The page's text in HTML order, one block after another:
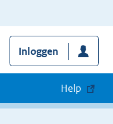
Inloggen
Help